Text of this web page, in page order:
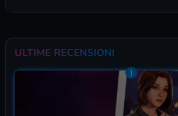
ULTIME RECENSIONI